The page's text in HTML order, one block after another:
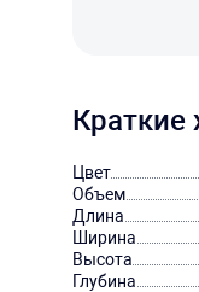
Краткие
Цвет
Объем
Длина
Ширина
Высота
Глубина